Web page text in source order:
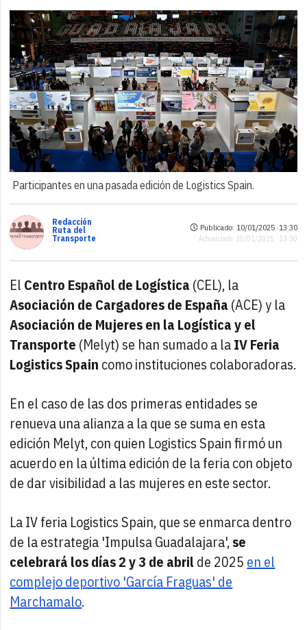
Participantes en una pasada edición de Logistics Spain.
Redacción
Ruta del
Transporte
Publicado: 10/01/2025 ·13:30
Actualizado: 10/01/2025 · 13:30
El Centro Español de Logística (CEL), la
Asociación de Cargadores de España (ACE) y la
Asociación de Mujeres en la Logística y el
Transporte (Melyt) se han sumado a laIV Feria
Logistics Spain como instituciones colaboradoras.
En el caso de las dos primeras entidades se
renueva una alianza a la que se suma en esta
edición Melyt, con quien Logistics Spain firmó un
acuerdo en la última edición de la feria con objeto
de dar visibilidad a las mujeres en este sector.
La IV feria Logistics Spain, que se enmarca dentro
de la estrategia 'Impulsa Guadalajara',se
celebrará los días 2 y 3 de abrilde 2025 en el
complejo deportivo 'García Fraguas' de
Marchamalo.